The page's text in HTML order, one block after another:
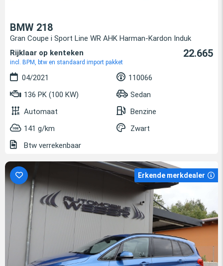
BMW 218
Gran Coupe i Sport Line WR AHK Harman-Kardon Induk
Rijklaar op kenteken
incl. BPM, btw en standaard import pakket
22.665
04/2021
110066
136 PK (100 KW)
Sedan
Automaat
Benzine
141 g/km
Zwart
Btw verrekenbaar
Erkende merkdealer